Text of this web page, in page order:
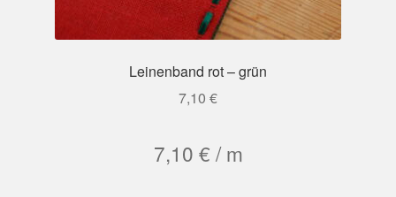
Leinenband rot – grün
7,10 €
7,10 € /m